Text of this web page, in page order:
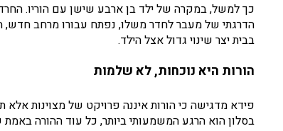
כך למשל, במקרה של ילד בן ארבע שישן עם הוריו.
הדרגתי של מעבר לחדר משלו, נפתח עבורו מרחב חדש,
בבית יצר שינוי גדול אצל הילד.
הורות היא נוכחות, לא שלמות
פידא מדגישה כי הורות איננה פרויקט של מצוינות
בסלון הוא הרגע המשמעותי ביותר, כל עוד ההורה